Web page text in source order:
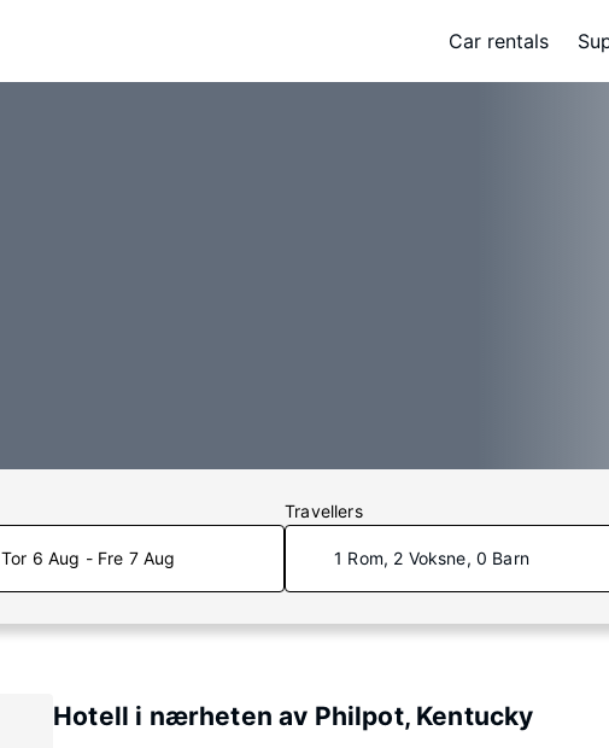
Car rentals
Tor 6 Aug - Fre 7 Aug
Travellers
1 Rom, 2 Voksne, 0 Barn
Hotell i nærheten av Philpot, Kentucky